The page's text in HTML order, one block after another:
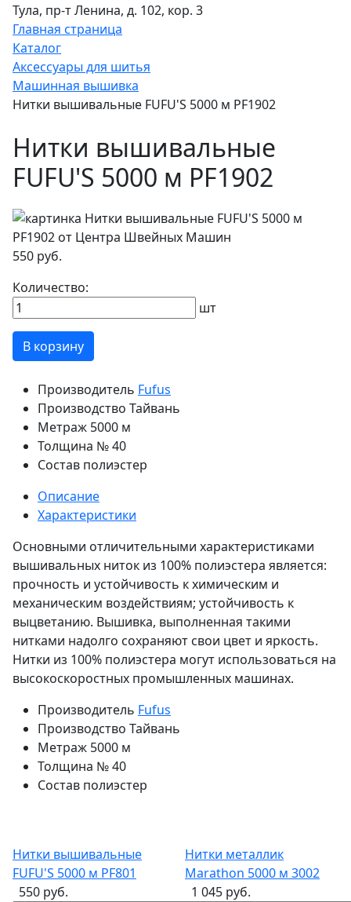
Тула, пр-т Ленина, д. 102, кор. 3
Главная страница
Каталог
Аксессуары для шитья
Машинная вышивка
Нитки вышивальные FUFU'S 5000 м PF1902
Нитки вышивальные
FUFU'S 5000 м PF1902
550 руб.
Количество:
шт
В корзину
Производитель Fufus
Производство Тайвань
Метраж 5000 м
Толщина № 40
Состав полиэстер
Описание
Характеристики
Основными отличительными характеристиками
вышивальных ниток из 100% полиэстера является:
прочность и устойчивость к химическим и
механическим воздействиям; устойчивость к
выцветанию. Вышивка, выполненная такими
нитками надолго сохраняют свои цвет и яркость.
Нитки из 100% полиэстера могут использоваться на
высокоскоростных промышленных машинах.
Производитель Fufus
Производство Тайвань
Метраж 5000 м
Толщина № 40
Состав полиэстер
Нитки вышивальные
FUFU'S 5000 м PF801
550 руб.
Нитки металлик
Marathon 5000 м 3002
1 045 руб.